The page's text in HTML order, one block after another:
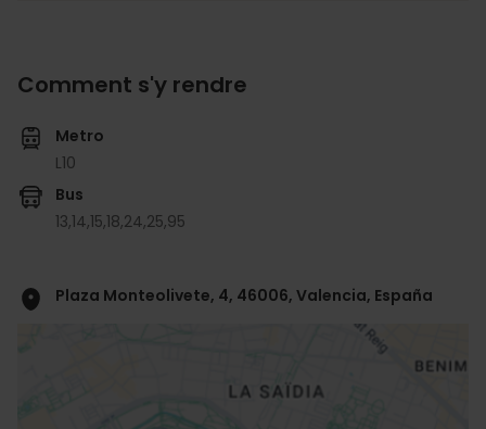
Comment s'y rendre
Metro
L10
Bus
13,14,15,18,24,25,95
Plaza Monteolivete, 4, 46006, Valencia, España